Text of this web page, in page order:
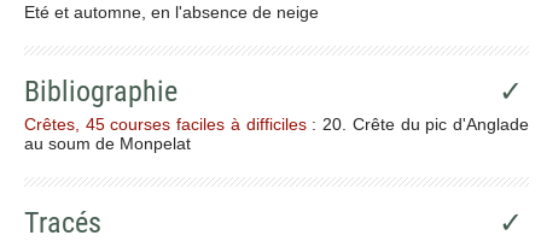
Eté et automne, en l'absence de neige
Bibliographie ✓
Crêtes, 45 courses faciles à difficiles: 20. Crête du pic d'Anglade
au soum de Monpelat
Tracés ✓